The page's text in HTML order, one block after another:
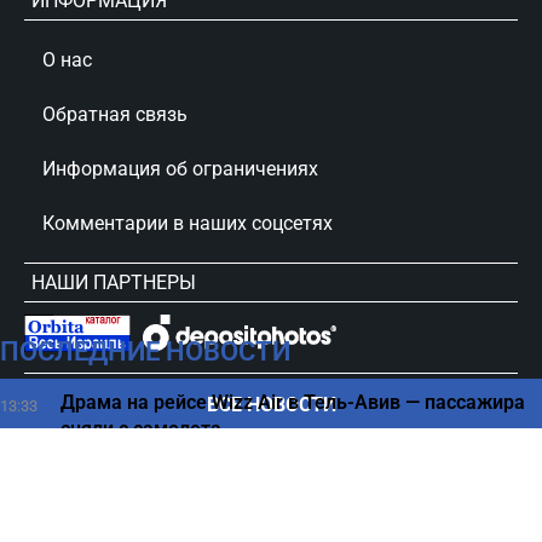
ПОСЛЕДНИЕ НОВОСТИ
13:33
Драма на рейсе Wizz Air в Тель-Авив — пассажира
сняли с самолета
ВСЕ НОВОСТИ
О нас
Обратная связь
Информация об ограничениях
Комментарии в наших соцсетях
НАШИ ПАРТНЕРЫ
сursorinfo.co.il © Все права защищены